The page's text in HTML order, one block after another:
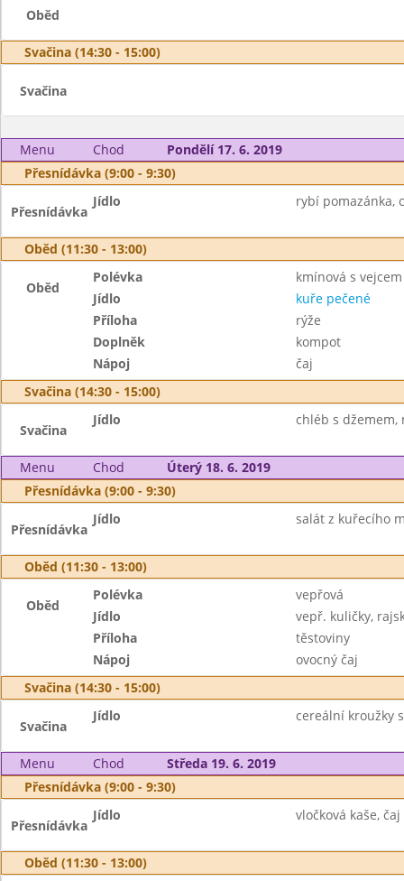
Oběd
Svačina (14:30 - 15:00)
Svačina
Menu Chod
Pondělí 17. 6. 2019
Přesnídávka (9:00 - 9:30)
Přesnídávka
Jídlo rybí pomazánka,
Oběd (11:30 - 13:00)
Oběd
Polévka
kmínová s vejcem
Jídlo
kuře pečené
Příloha
rýže
Doplněk
kompot
Nápoj
čaj
Svačina (14:30 - 15:00)
Svačina
Jídlo chléb s džemem,
Menu Chod
Úterý 18. 6. 2019
Přesnídávka (9:00 - 9:30)
Přesnídávka
Jídlo salát z kuřecího
Oběd (11:30 - 13:00)
Oběd
Polévka
vepřová
Jídlo
vepř. kuličky,
Příloha
těstoviny
Nápoj
ovocný čaj
Svačina (14:30 - 15:00)
Svačina
Jídlo cereální kroužky
Menu Chod
Středa 19. 6. 2019
Přesnídávka (9:00 - 9:30)
Přesnídávka
Jídlo vločková kaše, čaj
Oběd (11:30 - 13:00)